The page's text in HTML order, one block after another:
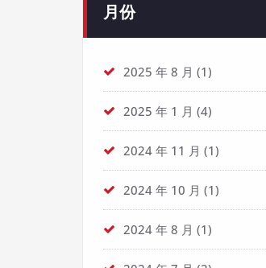
月份
2025 年 8 月 (1)
2025 年 1 月 (4)
2024 年 11 月 (1)
2024 年 10 月 (1)
2024 年 8 月 (1)